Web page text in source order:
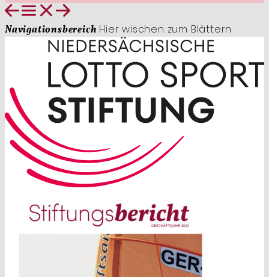
Navigationsbereich Hier wischen zum Blättern